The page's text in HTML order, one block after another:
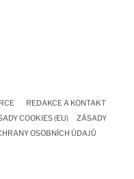
REDAKCE A KONTAKT
COOKIES (EU)
ZÁSADY
OSOBNÍCH ÚDAJŮ